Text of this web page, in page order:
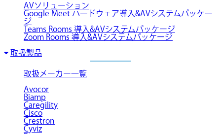
AVソリューション
Google Meet ハードウェア導入&AVシステムパッケー
ジ
Teams Rooms 導入&AVシステムパッケージ
Zoom Rooms 導入&AVシステムパッケージ
取扱製品
取扱メーカー一覧
Avocor
Biamp
Caregility
Cisco
Crestron
Cyviz